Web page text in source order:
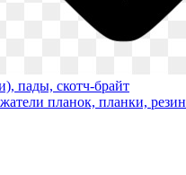
пады, скотч-брайт
планок, планки,